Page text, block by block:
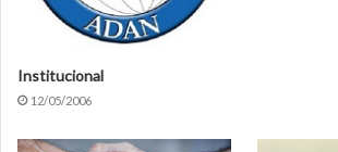
Institucional
12/05/2006